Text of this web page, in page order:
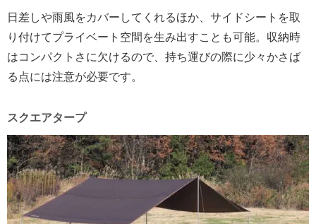
日差しや雨風をカバーしてくれるほか、サイドシートを取
り付けてプライベート空間を生み出すことも可能。収納時
はコンパクトさに欠けるので、持ち運びの際に少々かさば
る点には注意が必要です。
スクエアタープ